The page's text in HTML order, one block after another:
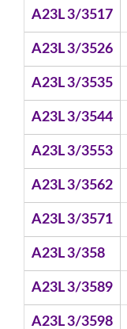
A23L 3/3517
A23L 3/3526
A23L 3/3535
A23L 3/3544
A23L 3/3553
A23L 3/3562
A23L 3/3571
A23L 3/358
A23L 3/3589
A23L 3/3598